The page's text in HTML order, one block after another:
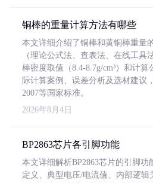
铜棒的重量计算方法有哪些
本文详细介绍了铜棒和黄铜棒重量
（理论公式法、查表法、在线工具
棒密度取值（8.4-8.7g/cm³）和计
际计算案例、误差分析及选材建议
2007等国家标准。
2026年8月4日
BP2863芯片各引脚功能
本文详细解析BP2863芯片的引脚功
定义、典型电压/电流值、内部逻辑